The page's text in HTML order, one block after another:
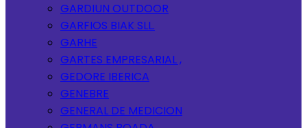
GARDIUN OUTDOOR
GARFIOS BIAK SLL.
GARHE
GARTES EMPRESARIAL ,
GEDORE IBERICA
GENEBRE
GENERAL DE MEDICION